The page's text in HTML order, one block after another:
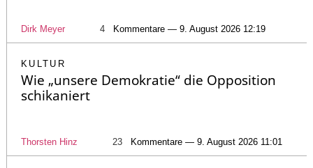
Dirk Meyer 4 Kommentare — 9. August 2026 12:19
KULTUR
Wie „unsere Demokratie“ die Opposition
schikaniert
Thorsten Hinz 23 Kommentare — 9. August 2026 11:01